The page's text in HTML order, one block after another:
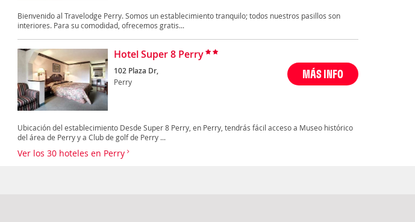
Bienvenido al Travelodge Perry. Somos un establecimiento tranquilo; todos nuestros pasillos son
interiores. Para su comodidad, ofrecemos gratis...
Hotel Super 8 Perry
102 Plaza Dr,
Perry
MÁS INFO
Ubicación del establecimiento Desde Super 8 Perry, en Perry, tendrás fácil acceso a Museo histórico
del área de Perry y a Club de golf de Perry ...
Ver los 30 hoteles en Perry